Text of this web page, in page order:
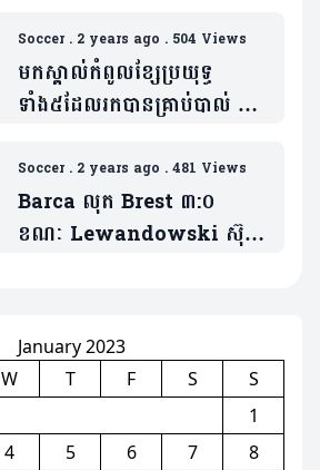
(មានវីដេអូ)
Soccer. 2 years ago . 504 Views
មកស្គាល់កំពូលខ្សែប្រយុទ្ធ
ទាំង៥ដែលរកបានគ្រាប់បាល់ និង
ឆ្នាំ២០២៤(មាន៦វីដេអូ)
Soccer. 2 years ago .481 Views
Barca លុត Brest ៣:០
ខណៈ Lewandowski ស៊ុត
January 2023
W T F S
S
1
4 5 6 7
8